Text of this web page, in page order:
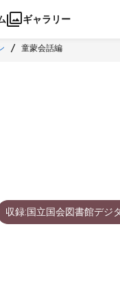
ギャラリー
童蒙会話編
収録:国立国会図書館デジ